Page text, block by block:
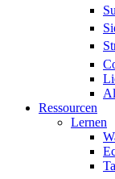
Ressourcen
Lernen